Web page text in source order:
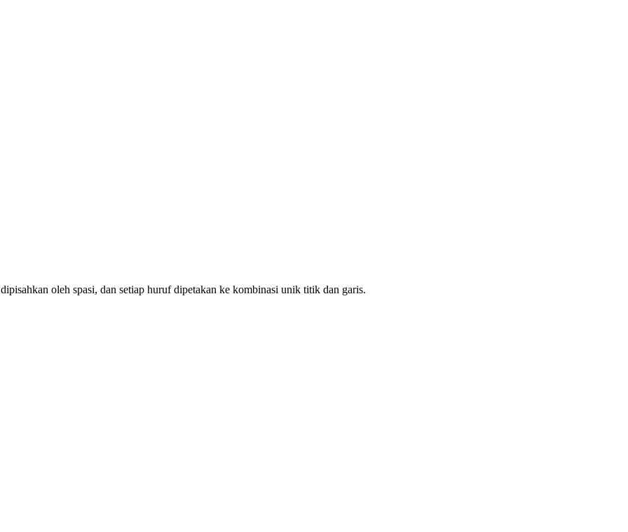
oleh spasi, dan setiap huruf dipetakan ke kombinasi unik titik dan garis.